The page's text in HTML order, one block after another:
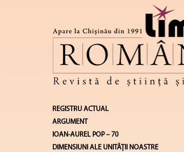
REGISTRU ACTUAL
ARGUMENT
IOAN-AUREL POP – 70
DIMENSIUNI ALE UNITĂŢII NOASTRE